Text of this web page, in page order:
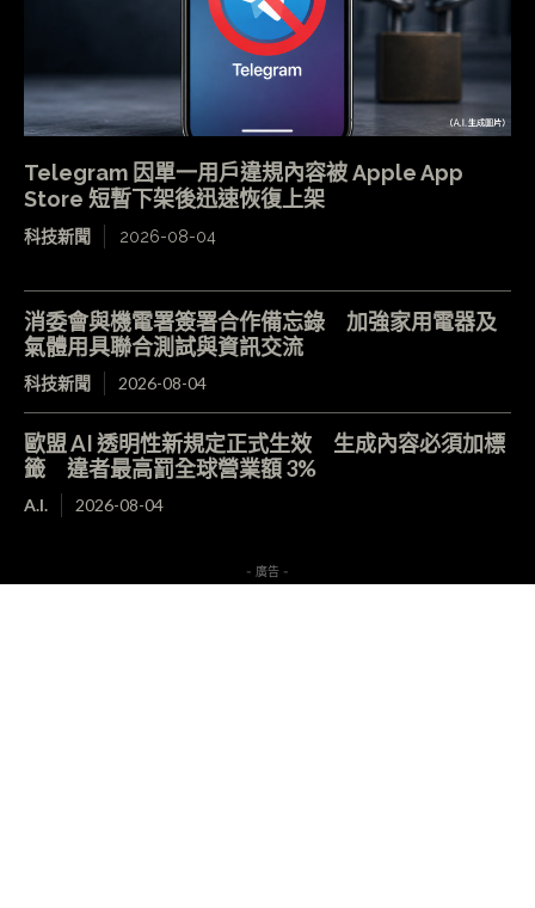
Telegram 因單一用戶違規內容被 Apple App
Store 短暫下架後迅速恢復上架
科技新聞 2026-08-04
消委會與機電署簽署合作備忘錄 加強家用電器及
氣體用具聯合測試與資訊交流
科技新聞 2026-08-04
歐盟 AI 透明性新規定正式生效 生成內容必須加標
籤 違者最高罰全球營業額 3%
A.I. 2026-08-04
- 廣告 -